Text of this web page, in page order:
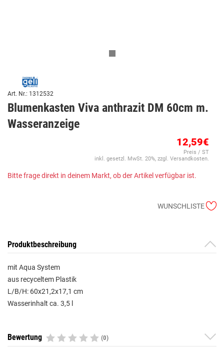
Art. Nr.: 1312532
Blumenkasten Viva anthrazit DM 60cm m.
Wasseranzeige
12,59€
Preis / ST
inkl. gesetzl. MwSt. 20%, zzgl. Versandkosten.
Bitte frage direkt in deinem Markt, ob der Artikel verfügbar ist.
WUNSCHLISTE
Produktbeschreibung
mit Aqua System
aus recyceltem Plastik
L/B/H: 60x21,2x17,1 cm
Wasserinhalt ca. 3,5 l
Bewertung (0)